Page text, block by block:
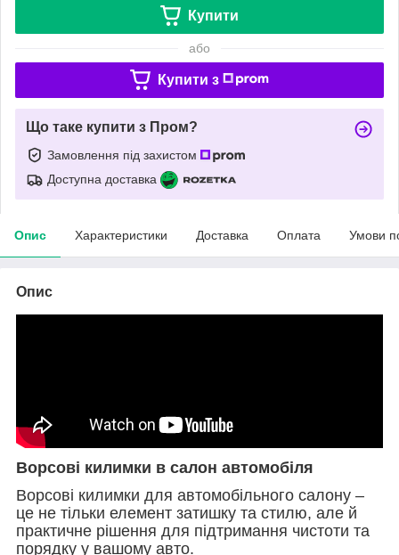
Купити
або
Купити з
Що таке купити з Пром?
Замовлення під захистом
Доступна доставка
Опис Характеристики Доставка Оплата Умови
Опис
Ворсові килимки в салон автомобіля
Ворсові килимки для автомобільного салону –
це не тільки елемент затишку та стилю, але й
практичне рішення для підтримання чистоти та
порядку у вашому авто.